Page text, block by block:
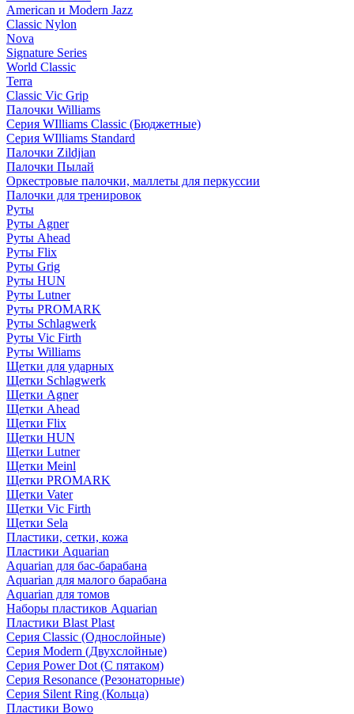
American и Modern Jazz
Classic Nylon
Nova
Signature Series
World Classic
Terra
Classic Vic Grip
Палочки Williams
Серия WIlliams Classic (Бюджетные)
Серия WIlliams Standard
Палочки Zildjian
Палочки Пылай
Оркестровые палочки, маллеты для перкуссии
Палочки для тренировок
Руты
Руты Agner
Руты Ahead
Руты Flix
Руты Grig
Руты HUN
Руты Lutner
Руты PROMARK
Руты Schlagwerk
Руты Vic Firth
Руты Williams
Щетки для ударных
Щетки Schlagwerk
Щетки Agner
Щетки Ahead
Щетки Flix
Щетки HUN
Щетки Lutner
Щетки Meinl
Щетки PROMARK
Щетки Vater
Щетки Vic Firth
Щетки Sela
Пластики, сетки, кожа
Пластики Aquarian
Aquarian для бас-барабана
Aquarian для малого барабана
Aquarian для томов
Наборы пластиков Aquarian
Пластики Blast Plast
Серия Classic (Однослойные)
Серия Modern (Двухслойные)
Серия Power Dot (С пятаком)
Серия Resonance (Резонаторные)
Серия Silent Ring (Кольца)
Пластики Bowo